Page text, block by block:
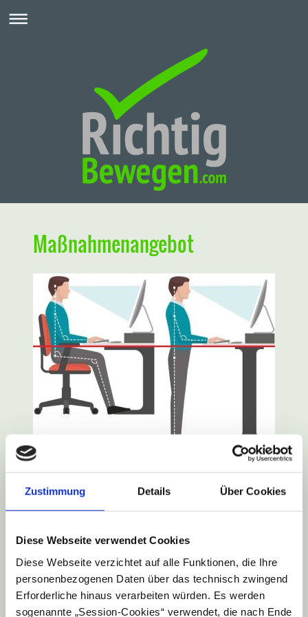
Zustimmung Details Über Cookies
Diese Webseite verwendet Cookies
Diese Webseite verzichtet auf alle Funktionen, die Ihre
personenbezogenen Daten über das technisch zwingend
Erforderliche hinaus verarbeiten würden. Es werden
sogenannte „Session-Cookies“ verwendet, die nach Ende
Maßnahmenangebot
Ergonomiecoaching:
Anpassung des Arbeitsplatzes
Ziel der Ergonomie ist die bestmögliche
Ausrichtung der vorhandenen
Abstand zum Bildschirm, Bildschirmhöhe,
Position der Tastatur, Bildschirmneigungswinkel,
Arbeitsplatzstrukturierung, etc. werden individuell
angepasst. Bereits kleine Veränderungen habe
positive Auswirkungen in Bezug auf
Haltungsschwächen, einseitige Belastungen und